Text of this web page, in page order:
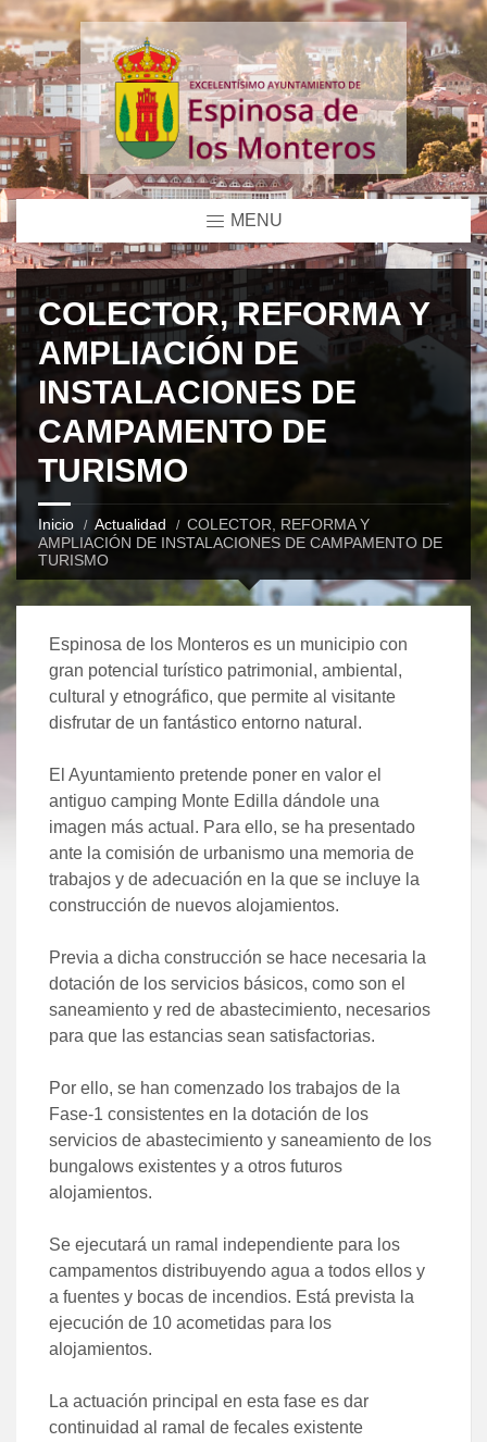
MENU
COLECTOR, REFORMA Y
AMPLIACIÓN DE
INSTALACIONES DE
CAMPAMENTO DE
TURISMO
Inicio Actualidad
COLECTOR, REFORMA Y
AMPLIACIÓN DE INSTALACIONES DE CAMPAMENTO DE
TURISMO
Espinosa de los Monteros es un municipio con
gran potencial turístico patrimonial, ambiental,
cultural y etnográfico, que permite al visitante
disfrutar de un fantástico entorno natural.
El Ayuntamiento pretende poner en valor el
antiguo camping Monte Edilla dándole una
imagen más actual. Para ello, se ha presentado
ante la comisión de urbanismo una memoria de
trabajos y de adecuación en la que se incluye la
construcción de nuevos alojamientos.
Previa a dicha construcción se hace necesaria la
dotación de los servicios básicos, como son el
saneamiento y red de abastecimiento, necesarios
para que las estancias sean satisfactorias.
Por ello, se han comenzado los trabajos de la
Fase-1 consistentes en la dotación de los
servicios de abastecimiento y saneamiento de los
bungalows existentes y a otros futuros
alojamientos.
Se ejecutará un ramal independiente para los
campamentos distribuyendo agua a todos ellos y
a fuentes y bocas de incendios. Está prevista la
ejecución de 10 acometidas para los
alojamientos.
La actuación principal en esta fase es dar
continuidad al ramal de fecales existente